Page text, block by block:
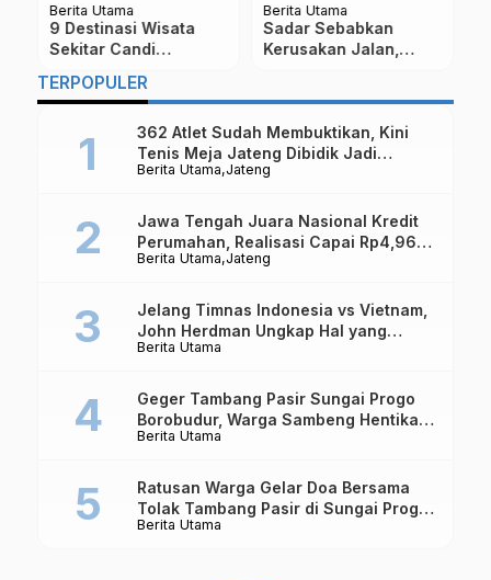
Berita Utama
9 Destinasi Wisata
Sekitar Candi
Dikunjungi Saat Libur
Berita Utama
Sadar Sebabkan
Kerusakan Jalan,
TERPOPULER
Berita Utama Jateng
362 Atlet Sudah Membuktikan, Kini
Tenis Meja Jateng Dibidik Jadi
Kekuatan Nasional
Berita Utama Jateng
Jawa Tengah Juara Nasional Kredit
Perumahan, Realisasi Capai Rp4,96
Triliun
Berita Utama
Jelang Timnas Indonesia vs Vietnam,
John Herdman Ungkap Hal yang
Dipertaruhkan
Berita Utama
Geger Tambang Pasir Sungai Progo
Borobudur, Warga Sambeng Hentikan
Alat Berat dan Usir Truk
Berita Utama
Ratusan Warga Gelar Doa Bersama
Tolak Tambang Pasir di Sungai Progo
Borobudur